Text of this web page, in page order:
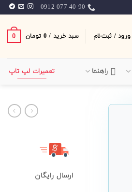
0912-077-40-90
ورود / ثبت‌نام سبد خرید / 0 تومان 0
راهنما تعمیرات لپ تاپ
ارسال رایگان